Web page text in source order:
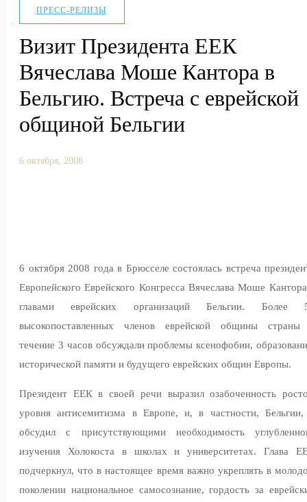
ПРЕСС-РЕЛИЗЫ
Визит Президента ЕЕК
Вячеслава Моше Кантора в
Бельгию. Встреча с еврейской
общиной Бельгии
6 октября, 2008
6 октября 2008 года в Брюсселе состоялась встреча
Европейского Еврейского Конгресса Вячеслава Моше
главами еврейских организаций Бельгии. Более
высокопоставленных членов еврейской общины
течение 3 часов обсуждали проблемы ксенофобии,
исторической памяти и будущего еврейских общин Европы.
Президент ЕЕК в своей речи выразил озабоченность
уровня антисемитизма в Европе, и, в частности,
обсудил с присутствующими необходимость
изучения Холокоста в школах и университетах. Глава
подчеркнул, что в настоящее время важно укреплять в
поколении национальное самосознание, гордость за